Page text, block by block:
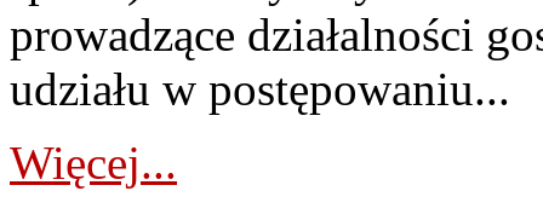
prowadzące działalności
udziału w postępowaniu...
Więcej...